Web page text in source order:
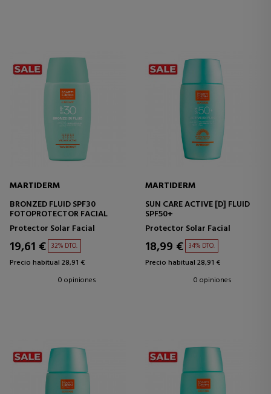
MARTIDERM
BRONZED FLUID SPF30
FOTOPROTECTOR FACIAL
Protector Solar Facial
19,61 € 32% DTO.
Precio habitual 28,91 €
0 opiniones
MARTIDERM
SUN CARE ACTIVE [D] FLUID
SPF50+
Protector Solar Facial
18,99 € 34% DTO.
Precio habitual 28,91 €
0 opiniones